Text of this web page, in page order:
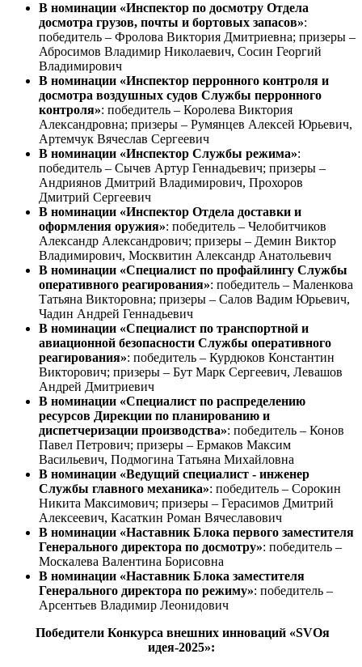
В номинации «Инспектор по досмотру Отдела
досмотра грузов, почты и бортовых запасов»:
победитель – Фролова Виктория Дмитриевна; призеры –
Абросимов Владимир Николаевич, Сосин Георгий
Владимирович
В номинации «Инспектор перронного контроля и
досмотра воздушных судов Службы перронного
контроля»: победитель – Королева Виктория
Александровна; призеры – Румянцев Алексей Юрьевич,
Артемчук Вячеслав Сергеевич
В номинации «Инспектор Службы режима»:
победитель – Сычев Артур Геннадьевич; призеры –
Андриянов Дмитрий Владимирович, Прохоров
Дмитрий Сергеевич
В номинации «Инспектор Отдела доставки и
оформления оружия»: победитель – Челобитчиков
Александр Александрович; призеры – Демин Виктор
Владимирович, Москвитин Александр Анатольевич
В номинации «Специалист по профайлингу Службы
оперативного реагирования»: победитель – Маленкова
Татьяна Викторовна; призеры – Салов Вадим Юрьевич,
Чадин Андрей Геннадьевич
В номинации «Специалист по транспортной и
авиационной безопасности Службы оперативного
реагирования»: победитель – Курдюков Константин
Викторович; призеры – Бут Марк Сергеевич, Левашов
Андрей Дмитриевич
В номинации «Специалист по распределению
ресурсов Дирекции по планированию и
диспетчеризации производства»: победитель – Конов
Павел Петрович; призеры – Ермаков Максим
Васильевич, Подмогина Татьяна Михайловна
В номинации «Ведущий специалист - инженер
Службы главного механика»: победитель – Сорокин
Никита Максимович; призеры – Герасимов Дмитрий
Алексеевич, Касаткин Роман Вячеславович
В номинации «Наставник Блока первого заместителя
Генерального директора по досмотру»: победитель –
Москалева Валентина Борисовна
В номинации «Наставник Блока заместителя
Генерального директора по режиму»: победитель –
Арсентьев Владимир Леонидович
Победители Конкурса внешних инноваций «SVOя
идея-2025»: